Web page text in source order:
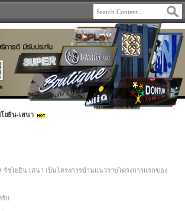
ยธิน-เสนา
รัชโยธิน เสนา เป็นโครงการบ้านแนวราบโครงการแรกของ
รับ